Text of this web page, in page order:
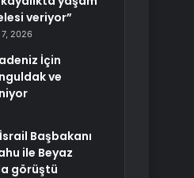
veriyor”
2026
İçin
ve
Başbakanı
ile Beyaz
görüştü